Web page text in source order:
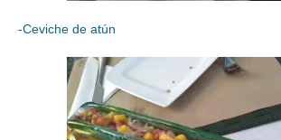
-Ceviche de atún